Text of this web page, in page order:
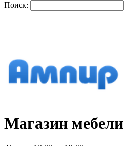
Поиск:
Магазин мебели